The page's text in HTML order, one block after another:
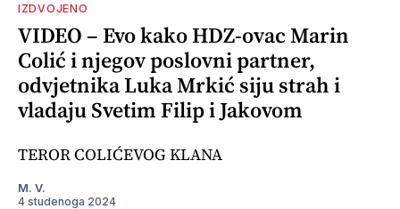
IZDVOJENO
VIDEO – Evo kako HDZ-ovac Marin
Colić i njegov poslovni partner,
odvjetnika Luka Mrkić siju strah i
vladaju Svetim Filip i Jakovom
TEROR COLIĆEVOG KLANA
M. V.
4 studenoga 2024